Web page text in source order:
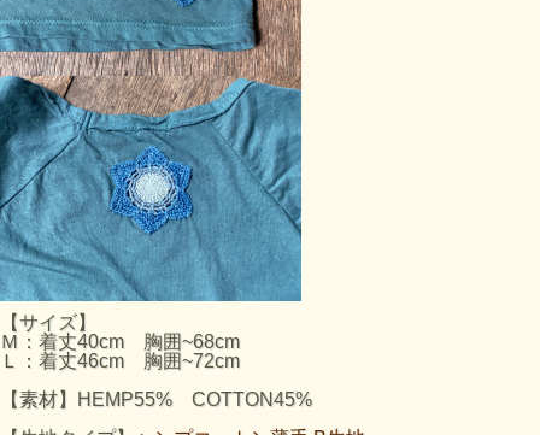
【サイズ】
Ｍ：着丈40cm 胸囲~68cm
Ｌ：着丈46cm 胸囲~72cm
【素材】HEMP55% COTTON45%